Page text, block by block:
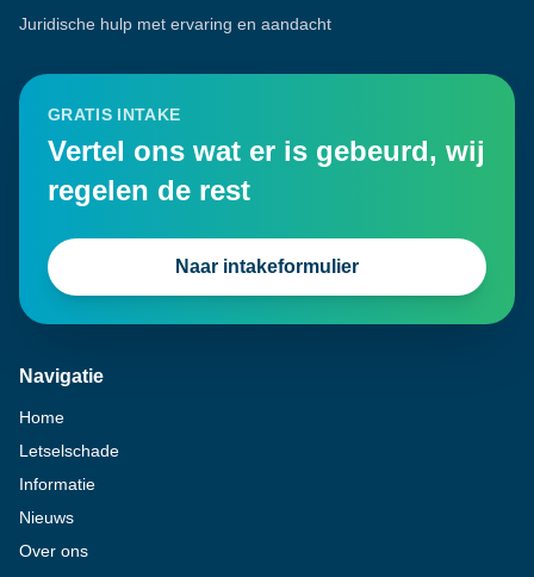
Juridische hulp met ervaring en aandacht
GRATIS INTAKE
Vertel ons wat er is gebeurd, wij
regelen de rest
Naar intakeformulier
Navigatie
Home
Letselschade
Informatie
Nieuws
Over ons